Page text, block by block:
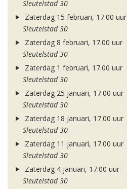
Sleutelstad 30
Zaterdag 15 februari, 17.00 uur
Sleutelstad 30
Zaterdag 8 februari, 17.00 uur
Sleutelstad 30
Zaterdag 1 februari, 17.00 uur
Sleutelstad 30
Zaterdag 25 januari, 17.00 uur
Sleutelstad 30
Zaterdag 18 januari, 17.00 uur
Sleutelstad 30
Zaterdag 11 januari, 17.00 uur
Sleutelstad 30
Zaterdag 4 januari, 17.00 uur
Sleutelstad 30